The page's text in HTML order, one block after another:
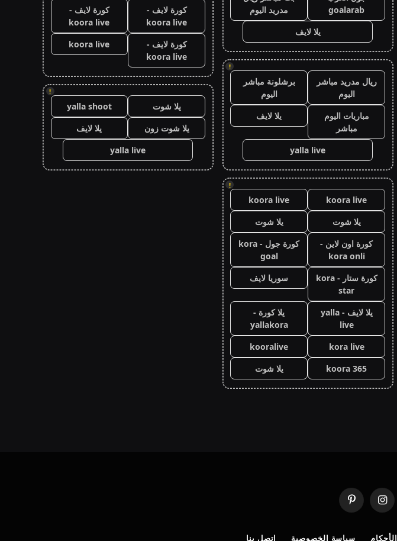
goalarab
مدريد اليوم
يلا لايف
!
ريال مدريد مباشر
اليوم
برشلونة مباشر
اليوم
مباريات اليوم
مباشر
يلا لايف
yalla live
!
koora live
koora live
يلا شوت
يلا شوت
كورة اون لاين -
kora onli
كورة جول - kora
goal
كورة ستار - kora
star
سوريا لايف
يلا لايف - yalla
live
يلا كورة -
yallakora
kora live
kooralive
koora 365
يلا شوت
كورة لايف -
koora live
كورة لايف -
koora live
كورة لايف -
koora live
koora live
!
يلا شوت
yalla shoot
يلا شوت زون
يلا لايف
yalla live
الانستغرامبينتيريست
سياسة الخصوصية اتصل بنا